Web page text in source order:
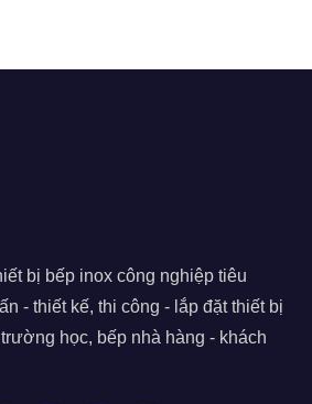
bị bếp inox công nghiệp tiêu
- thiết kế, thi công - lắp đặt thiết bị
học, bếp nhà hàng - khách